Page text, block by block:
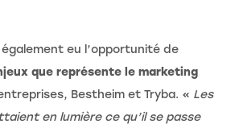
eu l’opportunité de
que représente le marketing
Bestheim et Tryba. « Les
en lumière ce qu’il se passe